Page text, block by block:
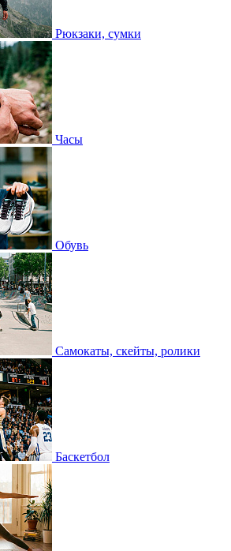
Рюкзаки, сумки
Часы
Обувь
Самокаты, скейты, ролики
Баскетбол